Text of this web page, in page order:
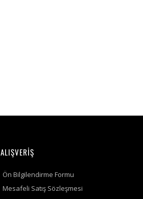
ALIŞVERİŞ
Ön Bilgilendirme Formu
Mesafeli Satış Sözleşmesi